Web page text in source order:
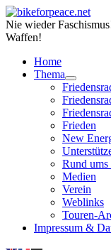
Nie wieder
Waffen!
Home
Thema
Frieden
New
Rund ums
Medien
Verein
Weblinks
Touren-
Impressum &